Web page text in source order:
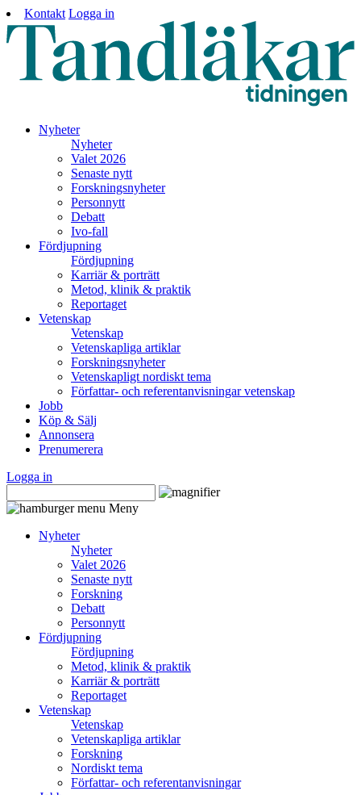
Kontakt Logga in
Nyheter
Nyheter
Valet 2026
Senaste nytt
Forskningsnyheter
Personnytt
Debatt
Ivo-fall
Fördjupning
Fördjupning
Karriär & porträtt
Metod, klinik & praktik
Reportaget
Vetenskap
Vetenskap
Vetenskapliga artiklar
Forskningsnyheter
Vetenskapligt nordiskt tema
Författar- och referentanvisningar vetenskap
Jobb
Köp & Sälj
Annonsera
Prenumerera
Logga in
Meny
Nyheter
Nyheter
Valet 2026
Senaste nytt
Forskning
Debatt
Personnytt
Fördjupning
Fördjupning
Metod, klinik & praktik
Karriär & porträtt
Reportaget
Vetenskap
Vetenskap
Vetenskapliga artiklar
Forskning
Nordiskt tema
Författar- och referentanvisningar